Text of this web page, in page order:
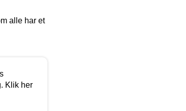
alle har et
Klik her